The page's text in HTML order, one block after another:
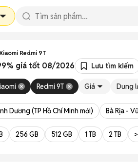
Redmi 9T
giá tốt 08/2026 Lưu tìm kiếm
Redmi 9T Giá Dung
Dương (TP Hồ Chí Minh mới) Bà Rịa -
256 GB 512 GB 1 TB 2 TB